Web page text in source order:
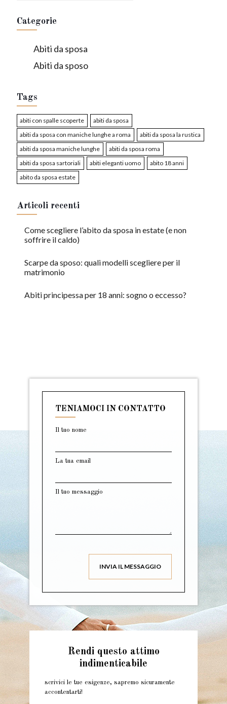
Categorie
Abiti da sposa
Abiti da sposo
Tags
abiti con spalle scoperte
abiti da sposa
abiti da sposa con maniche lunghe a roma
abiti da sposa la rustica
abiti da sposa maniche lunghe
abiti da sposa roma
abiti da sposa sartoriali
abiti eleganti uomo
abito 18 anni
abito da sposa estate
Articoli recenti
Come scegliere l’abito da sposa in estate (e non
soffrire il caldo)
Scarpe da sposo: quali modelli scegliere per il
matrimonio
Abiti principessa per 18 anni: sogno o eccesso?
TENIAMOCI IN CONTATTO
Il tuo nome
La tua email
Il tuo messaggio
Rendi questo attimo
indimenticabile
scrivici le tue esigenze, sapremo sicuramente
accontentarti!